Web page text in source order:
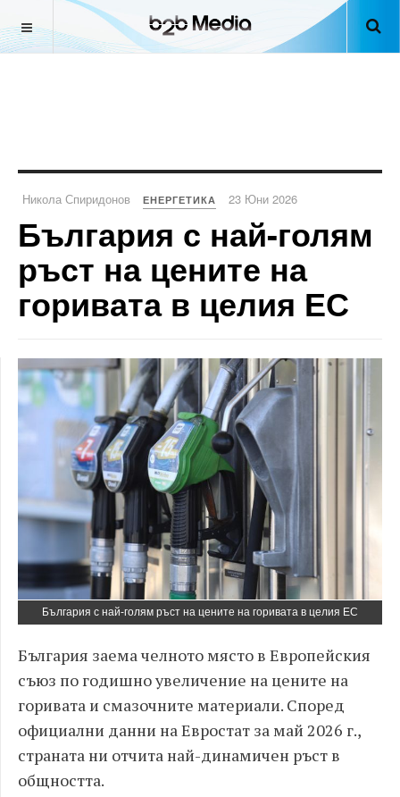
Никола Спиридонов ЕНЕРГЕТИКА 23 Юни 2026
България с най-голям
ръст на цените на
горивата в целия ЕС
България с най-голям ръст на цените на горивата в целия ЕС
България заема челното място в Европейския
съюз по годишно увеличение на цените на
горивата и смазочните материали. Според
официални данни на Евростат за май 2026 г.,
страната ни отчита най-динамичен ръст в
общността.